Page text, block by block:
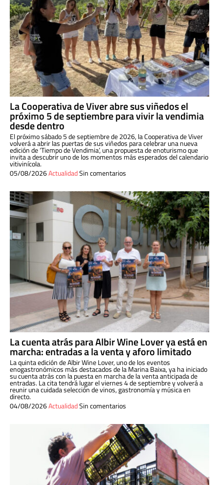
La Cooperativa de Viver abre sus viñedos el
próximo 5 de septiembre para vivir la vendimia
desde dentro
El próximo sábado 5 de septiembre de 2026, la Cooperativa de Viver
volverá a abrir las puertas de sus viñedos para celebrar una nueva
edición de ‘Tiempo de Vendimia’, una propuesta de enoturismo que
invita a descubrir uno de los momentos más esperados del calendario
vitivinícola.
05/08/2026ActualidadSin comentarios
La cuenta atrás para Albir Wine Lover ya está en
marcha: entradas a la venta y aforo limitado
La quinta edición de Albir Wine Lover, uno de los eventos
enogastronómicos más destacados de la Marina Baixa, ya ha iniciado
su cuenta atrás con la puesta en marcha de la venta anticipada de
entradas. La cita tendrá lugar el viernes 4 de septiembre y volverá a
reunir una cuidada selección de vinos, gastronomía y música en
directo.
04/08/2026ActualidadSin comentarios